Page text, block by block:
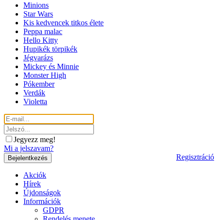
Minions
Star Wars
Kis kedvencek titkos élete
Peppa malac
Hello Kitty
Hupikék törpikék
Jégvarázs
Mickey és Minnie
Monster High
Pókember
Verdák
Violetta
Jegyezz meg!
Mi a jelszavam?
Regisztráció
Akciók
Hírek
Újdonságok
Információk
GDPR